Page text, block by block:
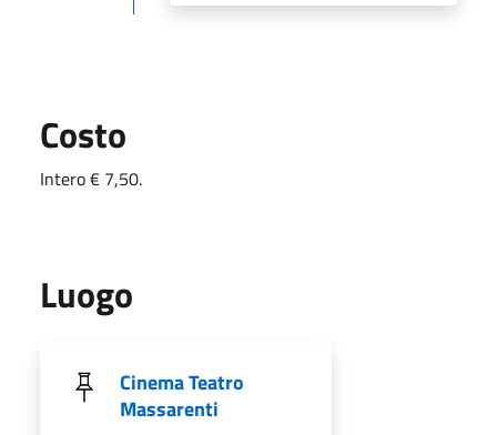
Costo
Intero € 7,50.
Luogo
Cinema Teatro
Massarenti